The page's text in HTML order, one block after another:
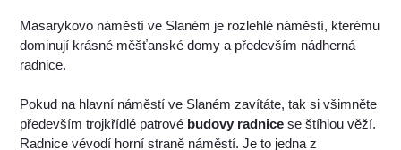
Masarykovo náměstí ve Slaném je rozlehlé náměstí, kterému
dominují krásné měšťanské domy a především nádherná
radnice.
Pokud na hlavní náměstí ve Slaném zavítáte, tak si všimněte
především trojkřídlé patrové budovy radnice se štíhlou věží.
Radnice vévodí horní straně náměstí. Je to jedna z